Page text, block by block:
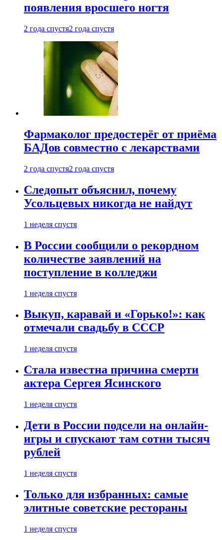
появления вросшего ногтя
2 года спустя2 года спустя
Фармаколог предостерёг от приёма
БАДов совместно с лекарствами
2 года спустя2 года спустя
Следопыт объяснил, почему
Усольцевых никогда не найдут
1 неделя спустя
В России сообщили о рекордном
количестве заявлений на
поступление в колледжи
1 неделя спустя
Выкуп, каравай и «Горько!»: как
отмечали свадьбу в СССР
1 неделя спустя
Стала известна причина смерти
актера Сергея Ясинского
1 неделя спустя
Дети в России подсели на онлайн-
игры и спускают там сотни тысяч
рублей
1 неделя спустя
Только для избранных: самые
элитные советские рестораны
1 неделя спустя